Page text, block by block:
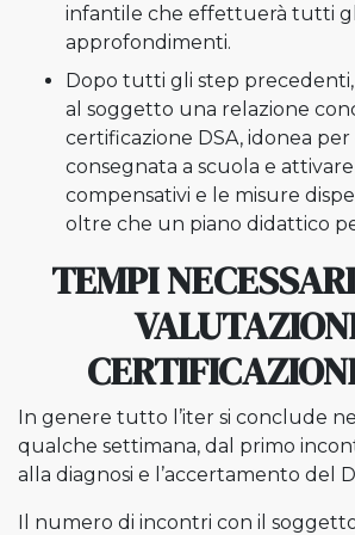
infantile che effettuerà tutti
approfondimenti.
Dopo tutti gli step
al soggetto una relazione
certificazione DSA, idonea per
consegnata a scuola e
compensativi e le misure
oltre che un piano didattico
TEMPI
In genere tutto l’iter si conclude
qualche settimana, dal primo
alla diagnosi e l’accertamento del
Il numero di incontri con il